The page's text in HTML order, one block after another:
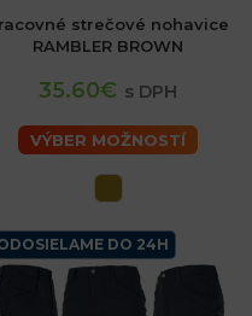
strečové nohavice
RAMBLER BROWN
35.60€ s DPH
VÝBER MOŽNOSTÍ
DO 24H